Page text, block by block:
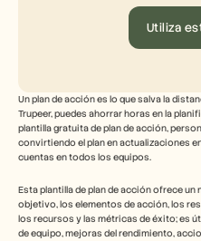
Utiliza
Un plan de acción es lo que salva la
Trupeer, puedes ahorrar horas en la
plantilla gratuita de plan de acción,
convirtiendo el plan en actualizaciones
cuentas en todos los equipos.
Esta plantilla de plan de acción ofrece
objetivo, los elementos de acción, los
los recursos y las métricas de éxito; es
de equipo, mejoras del rendimiento,
Preguntas frecuentes
Habilitación de ventas
Preventa
Marketing de producto
Éxito del cliente
Ver más casos de uso